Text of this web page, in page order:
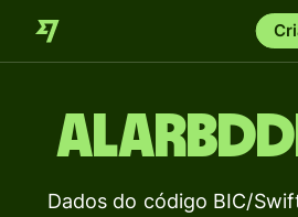
Dados do código BIC/